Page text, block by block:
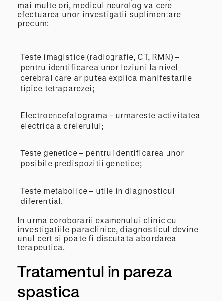
mai multe ori, medicul neurolog va cere
efectuarea unor investigatii suplimentare
precum:
Teste imagistice (radiografie, CT, RMN) –
pentru identificarea unor leziuni la nivel
cerebral care ar putea explica manifestarile
tipice tetraparezei;
Electroencefalograma – urmareste activitatea
electrica a creierului;
Teste genetice – pentru identificarea unor
posibile predispozitii genetice;
Teste metabolice – utile in diagnosticul
diferential.
In urma coroborarii examenului clinic cu
investigatiile paraclinice, diagnosticul devine
unul cert si poate fi discutata abordarea
terapeutica.
Tratamentul in pareza
spastica